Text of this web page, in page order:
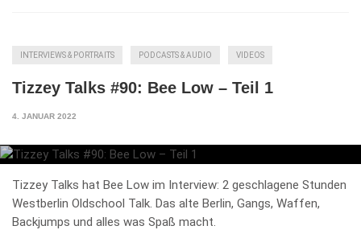
INTERVIEWS & PORTRAITS PODCASTS & AUDIO VIDEOS
Tizzey Talks #90: Bee Low – Teil 1
4. JANUAR 2022
Tizzey Talks hat Bee Low im Interview: 2 geschlagene Stunden
Westberlin Oldschool Talk. Das alte Berlin, Gangs, Waffen,
Backjumps und alles was Spaß macht.